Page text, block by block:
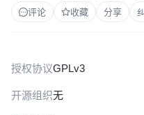
评论 收藏 分享
授权协议GPLv3
开源组织无